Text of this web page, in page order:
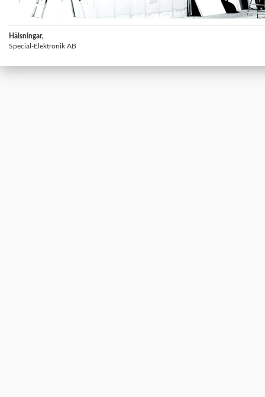
Hälsningar,
Special-Elektronik AB